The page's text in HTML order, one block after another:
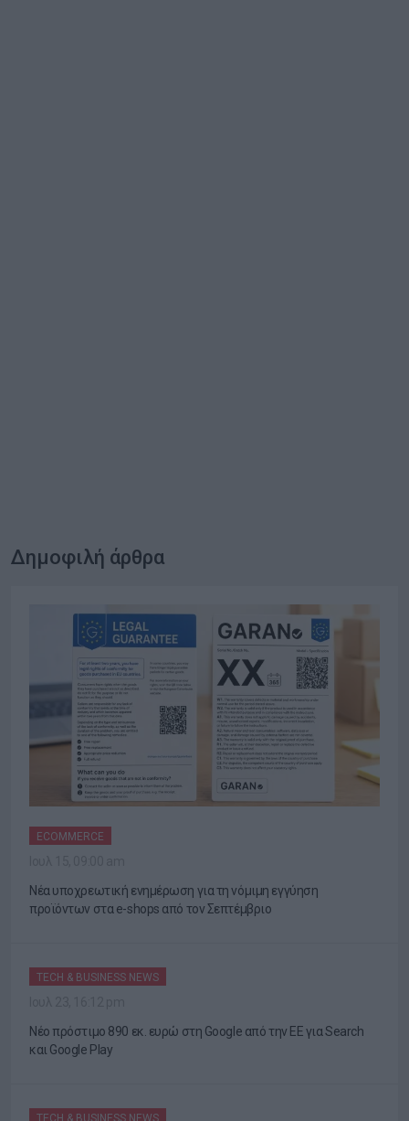
Δημοφιλή άρθρα
ECOMMERCE
Νέα υποχρεωτική ενημέρωση για τη νόμιμη εγγύηση
προϊόντων στα e-shops από τον Σεπτέμβριο
TECH & BUSINESS NEWS
Νέο πρόστιμο 890 εκ. ευρώ στη Google από την ΕΕ για Search
και Google Play
TECH & BUSINESS NEWS